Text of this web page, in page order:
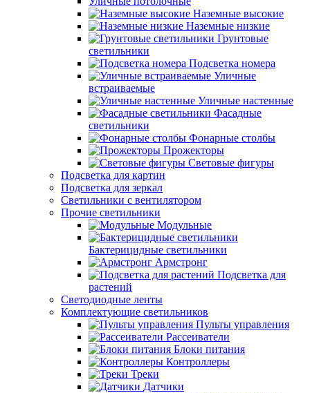
Наземные высокие
Наземные низкие
Грунтовые
светильники
Подсветка номера
Уличные
встраиваемые
Уличные настенные
Фасадные
светильники
Фонарные столбы
Прожекторы
Световые фигуры
Подсветка для картин
Подсветка для зеркал
Светильники с вентилятором
Прочие светильники
Модульные
Бактерицидные светильники
Армстронг
Подсветка для
растений
Светодиодные ленты
Комплектующие светильников
Пульты управления
Рассеиватели
Блоки питания
Контроллеры
Треки
Датчики